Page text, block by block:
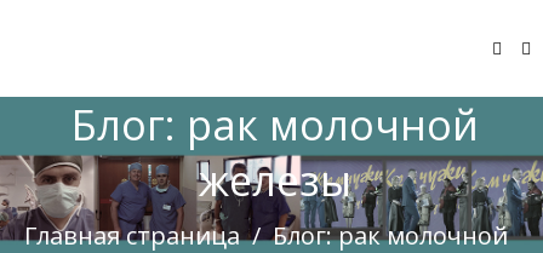
Блог: рак молочной
железы
Главная страница /Блог: рак молочной